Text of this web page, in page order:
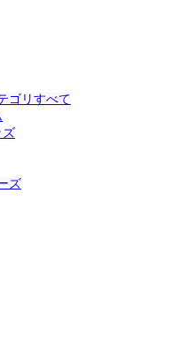
ゴリすべて
ズ
ズ